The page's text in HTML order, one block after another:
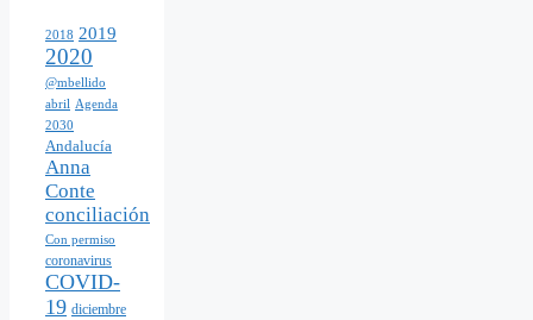
2018 2019
2020
@mbellido
abril Agenda
2030
Andalucía
Anna
Conte
conciliación
Con permiso
coronavirus
COVID-
19 diciembre